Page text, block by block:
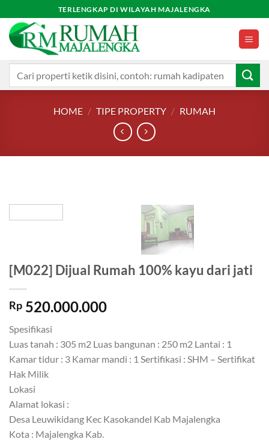
to
content
TERLENGKAP DI WILAYAH MAJALENGKA
HOME / TIPE PROPERTY / RUMAH
[M022] Dijual Rumah 100% kayu dari jati
Rp 520.000.000
Spesifikasi
Luas tanah : 305 m2 Luas bangunan : 250 m2 Lantai : 1
Kamar tidur : 3 Kamar mandi : 1 Sertifikasi : SHM – Sertifikat
Hak Milik
Lokasi
Alamat lokasi :
Desa Leuwikidang Kec Kasokandel Kab Majalengka
Kota : Majalengka Kab.